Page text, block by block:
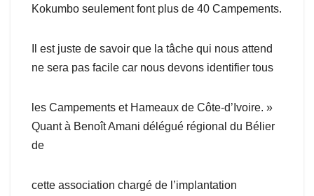
Kokumbo seulement font plus de 40 Campements.
Il est juste de savoir que la tâche qui nous attend
ne sera pas facile car nous devons identifier tous
les Campements et Hameaux de Côte-d’Ivoire. »
Quant à Benoît Amani délégué régional du Bélier
de
cette association chargé de l’implantation